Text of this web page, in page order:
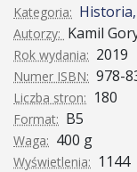
Kategoria:
Autorzy: Kamil
Rok wydania: 2019
Numer ISBN: 978-
Liczba stron: 180
Format: B5
Waga: 400 g
Wyświetlenia: 1144